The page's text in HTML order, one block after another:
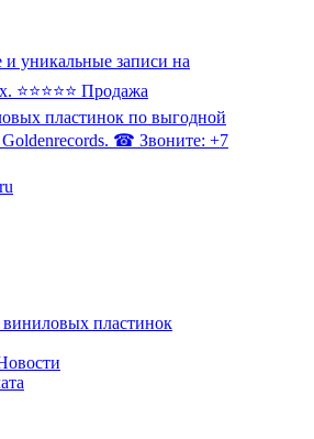
и уникальные записи на
Продажа
пластинок по выгодной
Goldenrecords. ☎ Звоните: +7
виниловых пластинок